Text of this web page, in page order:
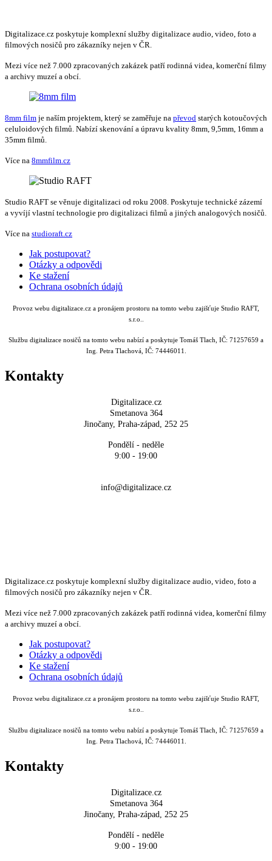
Digitalizace.cz poskytuje komplexní služby digitalizace audio, video, foto a
filmových nosičů pro zákazníky nejen v ČR.
Mezi více než 7.000 zpracovaných zakázek patří rodinná videa, komerční filmy
a archivy muzeí a obcí.
8mm film je naším projektem, který se zaměřuje na převod starých kotoučových
celuloidových filmů. Nabízí skenování a úpravu kvality 8mm, 9,5mm, 16mm a
35mm filmů.
Více na 8mmfilm.cz
Studio RAFT se věnuje digitalizaci od roku 2008. Poskytuje technické zázemí
a vyvíjí vlastní technologie pro digitalizaci filmů a jiných analogových nosičů.
Více na studioraft.cz
Jak postupovat?
Otázky a odpovědi
Ke stažení
Ochrana osobních údajů
Provoz webu digitalizace.cz a pronájem prostoru na tomto webu zajišťuje Studio RAFT,
s.r.o..
Službu digitalizace nosičů na tomto webu nabízí a poskytuje Tomáš Tlach, IČ: 71257659 a
Ing. Petra Tlachová, IČ: 74446011.
Kontakty
Digitalizace.cz
Smetanova 364
Jinočany, Praha-západ, 252 25
Pondělí - neděle
9:00 - 19:00
info@digitalizace.cz
Digitalizace.cz poskytuje komplexní služby digitalizace audio, video, foto a
filmových nosičů pro zákazníky nejen v ČR.
Mezi více než 7.000 zpracovaných zakázek patří rodinná videa, komerční filmy
a archivy muzeí a obcí.
Jak postupovat?
Otázky a odpovědi
Ke stažení
Ochrana osobních údajů
Provoz webu digitalizace.cz a pronájem prostoru na tomto webu zajišťuje Studio RAFT,
s.r.o..
Službu digitalizace nosičů na tomto webu nabízí a poskytuje Tomáš Tlach, IČ: 71257659 a
Ing. Petra Tlachová, IČ: 74446011.
Kontakty
Digitalizace.cz
Smetanova 364
Jinočany, Praha-západ, 252 25
Pondělí - neděle
9:00 - 19:00